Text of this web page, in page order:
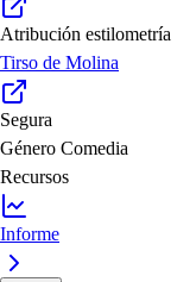
Atribución estilometría
Tirso de Molina
Segura
Género Comedia
Recursos
Informe